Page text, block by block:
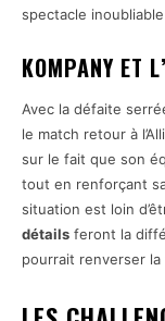
spectacle
KOMPANY ET
Avec la défaite
le match retour à
sur le fait que son
tout en renforçant
situation est loin
détails feront la
pourrait renverser la